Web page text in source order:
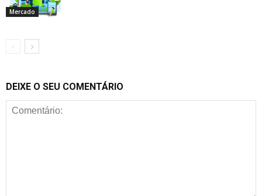
Mercado
DEIXE O SEU COMENTÁRIO